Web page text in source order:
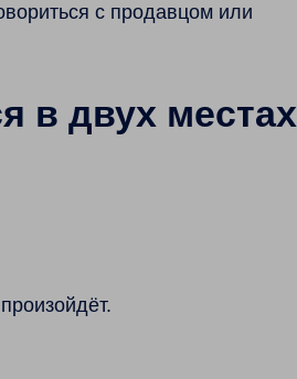
с продавцом или
в двух местах